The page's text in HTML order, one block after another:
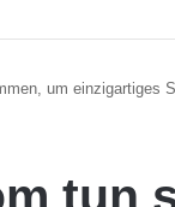
um einzigartiges